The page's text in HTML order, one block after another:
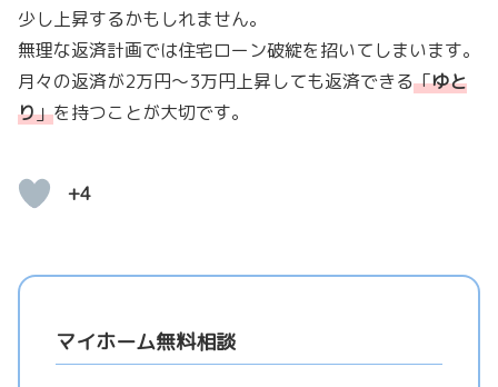
少し上昇するかもしれません。
無理な返済計画では住宅ローン破綻を招いてしまいます。
月々の返済が2万円〜3万円上昇しても返済できる「ゆと
り」を持つことが大切です。
+4
マイホーム無料相談